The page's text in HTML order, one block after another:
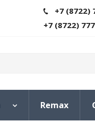
+7 (8722)
+7 (8722)
Remax